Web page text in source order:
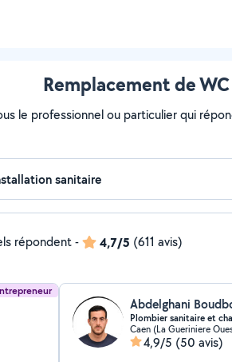
Remplacement de
le professionnel ou particulier qui
répondent- 4,7/5 (611 avis)
Plombier sanitaire et
Caen (La Gueriniere
4,9/5 (50 avis)